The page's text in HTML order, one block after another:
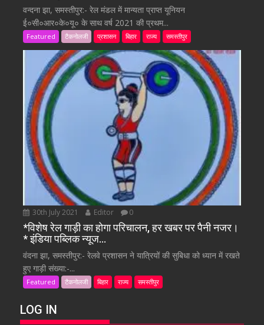
वन्दना झा, समस्तीपुर:- रेल मंडल में मान्यता प्राप्त यूनियन
ई०सी०आर०के०यू० के साथ वर्ष 2021 की प्रथम...
Featured टैकनोलजी प्रशासन बिहार राज्य समस्तीपुर
30th July 2021 Editor 0
*विशेष रेल गाड़ी का होगा परिचालन, हर खबर पर पैनी नजर।
* इंडिया पब्लिक न्यूज…
वंदना झा, समस्तीपुर:- रेलवे प्रशासन ने यात्रियों की सुबिधा को ध्यान में रखते
हुए गाड़ी संख्या:-...
Featured टैकनोलजी बिहार राज्य समस्तीपुर
LOG IN